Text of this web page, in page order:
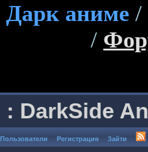
Дарк аниме /
/
: DarkSide
Пользователи Регистрация Зайти